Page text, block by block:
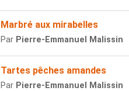
Marbré aux mirabelles
Par Pierre-Emmanuel Malissin
Tartes pêches amandes
Par Pierre-Emmanuel Malissin